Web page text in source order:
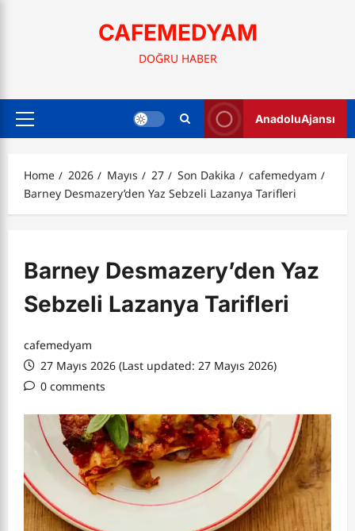
CAFEMEDYAM
DOĞRU HABER
Primary
AnadoluAjansı
Home 2026 Mayıs 27 Son Dakika
cafemedyam
Barney Desmazery’den Yaz Sebzeli Lazanya Tarifleri
Barney Desmazery’den Yaz
Sebzeli Lazanya Tarifleri
cafemedyam
27 Mayıs 2026 (Last updated: 27 Mayıs 2026)
0 comments